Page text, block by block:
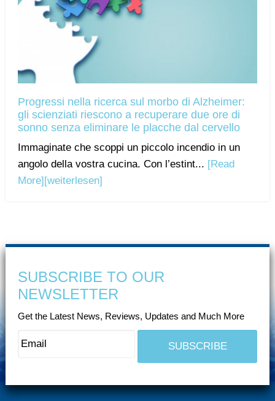
Progressi nella ricerca sul morbo di Alzheimer:
gli scienziati riescono a recuperare due ore di
sonno senza eliminare le placche dal cervello
Immaginate che scoppi un piccolo incendio in un
angolo della vostra cucina. Con l’estint... [Read
More][weiterlesen]
SUBSCRIBE TO OUR
NEWSLETTER
Get the Latest News, Reviews, Updates and Much More